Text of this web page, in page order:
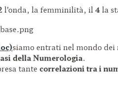
l’onda, la femminilità, il4la
siamo entrati nel mondo
della Numerologia.
tante correlazioni tra i